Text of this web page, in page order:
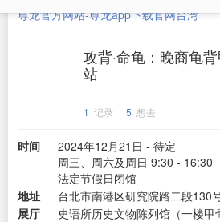
尊龙官方网站-尊龙app下载官网台湾
攻背·命龟：晚商龟
站
1 记录 5 想去
时间
2024年12月21日 - 待定
周三、周六及周日 9:30 - 16:30
法定节假日闭馆
地址
台北市南港区研究院路二段130
展厅
史语所历史文物陈列馆（一楼甲